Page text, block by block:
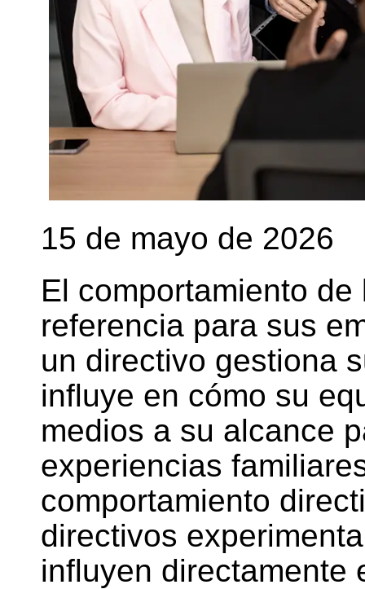
15 de mayo de 2026
El comportamiento
referencia para sus
un directivo gestiona
influye en cómo su
medios a su alcance
experiencias
comportamiento
directivos
influyen directamente